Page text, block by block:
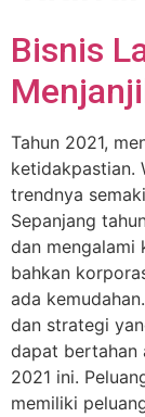
Bisnis
Tahun 2021,
ketidakpastian.
trendnya
Sepanjang
dan mengalami
bahkan
ada
dan strategi
dapat bertahan
2021 ini.
memiliki